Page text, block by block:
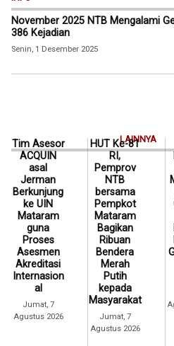
November 2025 NTB Mengalami
386 Kejadian
Senin, 1 Desember 2025
LAINNYA
Tim Asesor
ACQUIN
asal
Jerman
Berkunjung
ke UIN
Mataram
guna
Proses
Asesmen
Akreditasi
Internasion
al
Jumat, 7
Agustus 2026
HUT Ke-81
RI,
Pemprov
NTB
bersama
Pempkot
Mataram
Bagikan
Ribuan
Bendera
Merah
Putih
kepada
Masyarakat
Jumat, 7
Agustus 2026